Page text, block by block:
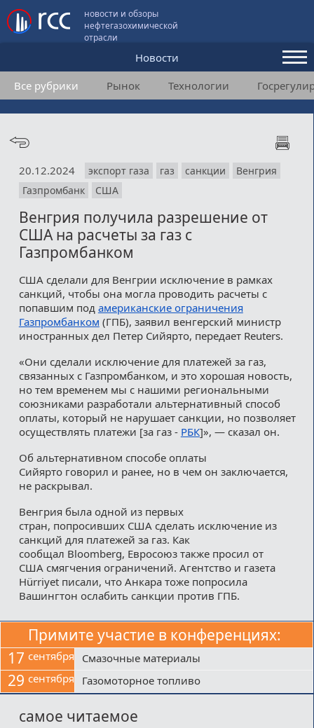
новости и обзоры
нефтегазохимической
отрасли
Новости
Аналитика и мнения
Конференции
Подписка
Пользовательское соглашение
Медиакит
Контакты
Все рубрики Рынок Технологии
20.12.2024 экспорт газа газ санкции
Венгрия
Газпромбанк
США
Венгрия получила разрешение от
США на расчеты за газ с
Газпромбанком
США сделали для Венгрии исключение в рамках
санкций, чтобы она могла проводить расчеты с
попавшим под американские ограничения
Газпромбанком (ГПБ), заявил венгерский министр
иностранных дел Петер Сийярто, передает Reuters.
«Они сделали исключение для платежей за газ,
связанных с Газпромбанком, и это хорошая новость,
но тем временем мы с нашими региональными
союзниками разработали альтернативный способ
оплаты, который не нарушает санкции, но позволяет
осуществлять платежи [за газ - РБК]», — сказал он.
Об альтернативном способе оплаты
Сийярто говорил и ранее, но в чем он заключается,
не раскрывал.
Венгрия была одной из первых
стран, попросивших США сделать исключение из
санкций для платежей за газ. Как
сообщал Bloomberg, Евросоюз также просил от
США смягчения ограничений. Агентство и газета
Hürriyet писали, что Анкара тоже попросила
Вашингтон ослабить санкции против ГПБ.
Примите участие в конференциях:
17 сентября Смазочные материалы
29 сентября Газомоторное топливо
самое читаемое